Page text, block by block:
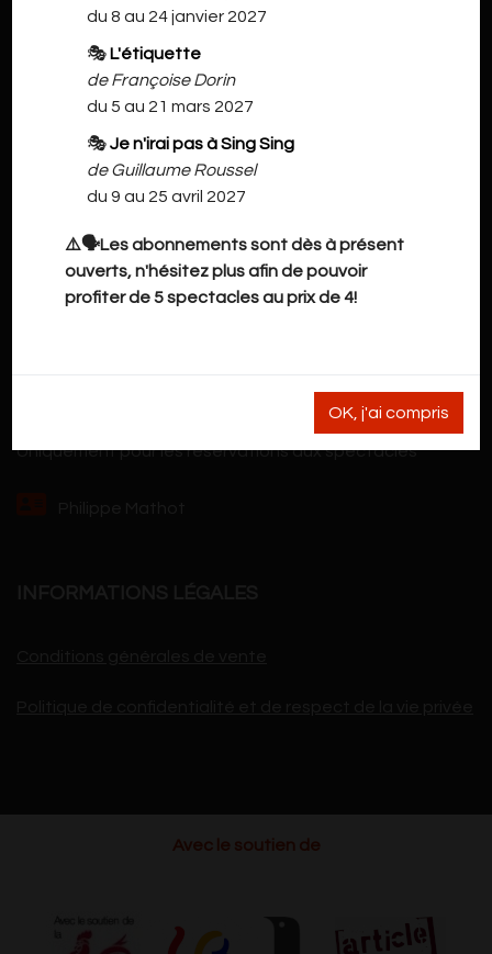
du 8 au 24 janvier 2027
🎭 L'étiquette
de Françoise Dorin
du 5 au 21 mars 2027
🎭Je n'irai pas à Sing Sing
de Guillaume Roussel
du 9 au 25 avril 2027
⚠️🗣️Les abonnements sont dès à présent
ouverts, n'hésitez plus afin de pouvoir
profiter de 5 spectacles au prix de 4!
OK, j'ai compris
NOS INFORMATIONS
7900 Leuze-en-Hainaut
Uniquement pour les réservations aux spectacles
Avec le soutien de